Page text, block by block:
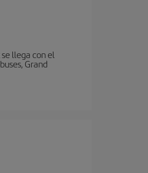
llega con el
Grand